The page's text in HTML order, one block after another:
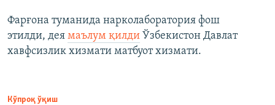
Фарғона туманида нарколаборатория фош
этилди, дея маълум қилди Ўзбекистон Давлат
хавфсизлик хизмати матбуот хизмати.
Кўпроқ ўқиш